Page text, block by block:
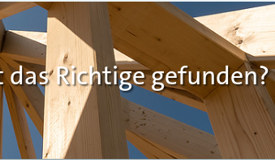
das Richtige gefunden?